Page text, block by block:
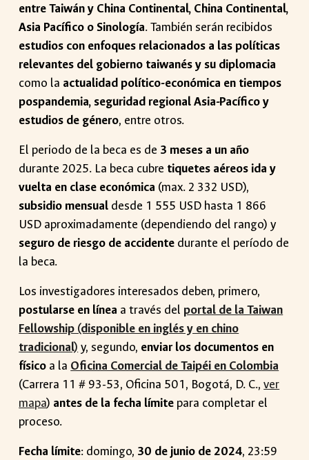
entre Taiwán y China Continental, China Continental,
Asia Pacífico o Sinología. También serán recibidos
estudios con enfoques relacionados a las políticas
relevantes del gobierno taiwanés y su diplomacia
como la actualidad político-económica en tiempos
pospandemia, seguridad regional Asia-Pacífico y
estudios de género, entre otros.
El periodo de la beca es de 3 meses a un año
durante 2025. La beca cubre tiquetes aéreos ida y
vuelta en clase económica (max. 2 332 USD),
subsidio mensual desde 1 555 USD hasta 1 866
USD aproximadamente (dependiendo del rango) y
seguro de riesgo de accidente durante el período de
la beca.
Los investigadores interesados deben, primero,
postularse en línea a través del portal de la Taiwan
Fellowship (disponible en inglés y en chino
tradicional) y, segundo, enviar los documentos en
físico a la Oficina Comercial de Taipéi en Colombia
(Carrera 11 # 93-53, Oficina 501, Bogotá, D. C.,ver
mapa) antes de la fecha límite para completar el
proceso.
Fecha límite: domingo, 30 de junio de 2024, 23:59